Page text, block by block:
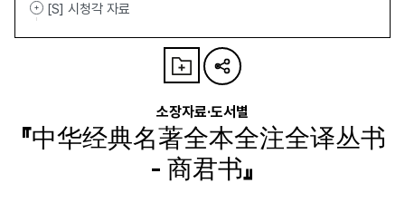
[S] 시청각 자료
소장자료·도서별
『中华经典名著全本全注全译丛书
- 商君书』